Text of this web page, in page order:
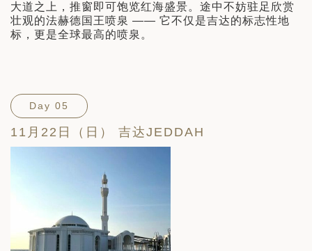
大道之上，推窗即可饱览红海盛景。途中不妨驻足欣赏
壮观的法赫德国王喷泉 —— 它不仅是吉达的标志性地
标，更是全球最高的喷泉。
Day 05
11月22日（日） 吉达JEDDAH